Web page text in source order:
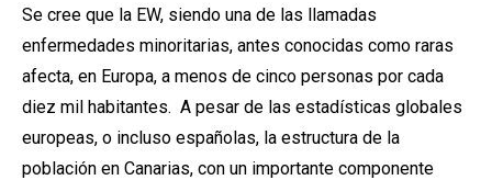
Se cree que la EW, siendo una de las llamadas
enfermedades minoritarias, antes conocidas como raras
afecta, en Europa, a menos de cinco personas por cada
diez mil habitantes. A pesar de las estadísticas globales
europeas, o incluso españolas, la estructura de la
población en Canarias, con un importante componente